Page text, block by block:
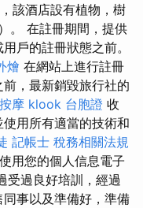
該酒店設有植物，樹
。 在註冊期間，提供
戶的註冊狀態之前。
燴 在網站上進行註冊
，最新銷毀旅行社的
摩 klook 台胞證 收
用所有適當的技術和
記帳士 稅務相關法規
用您的個人信息電子
受過良好培訓，經過
事以及準備好，準備